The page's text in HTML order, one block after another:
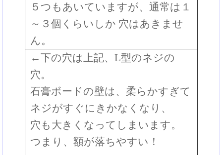
５つもあいていますが、通常は１
～３個くらいしか 穴はあきませ
ん。
←下の穴は上記、L型のネジの
穴。
石膏ボードの壁は、柔らかすぎて
ネジがすぐにきかなくなり、
穴も大きくなってしまいます。
つまり、額が落ちやすい！